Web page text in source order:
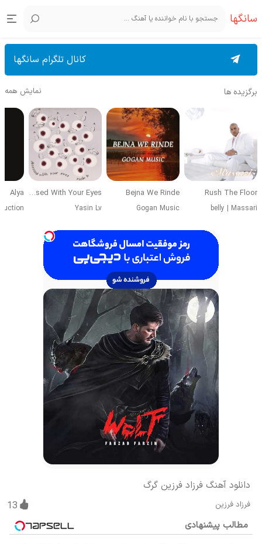
سانگها
کانال تلگرام سانگها
برگزیده ها نمایش همه
Rush The Floor
belly | Massari
Bejna We Rinde
Gogan Music
Obsessed With Your Eyes
Yasin Lv
Alya
دانلود آهنگ فرزاد فرزین گرگ
فرزاد فرزین 13
مطالب پیشنهادی